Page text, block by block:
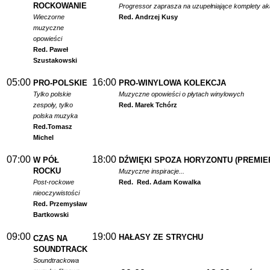
ROCKOWANIE
Wieczorne
muzyczne
opowieści
Red. Paweł
Szustakowski
Progressor zaprasza na uzupełniające komplety
Red. Andrzej Kusy
05:00 PRO-POLSKIE
Tylko polskie
zespoły, tylko
polska muzyka
Red.Tomasz
Michel
16:00 PRO-WINYLOWA KOLEKCJA
Muzyczne opowieści o płytach winylowych
Red. Marek Tchórz
07:00 W PÓŁ
ROCKU
Post-rockowe
nieoczywistości
Red. Przemysław
Bartkowski
18:00 DŹWIĘKI SPOZA HORYZONTU
Muzyczne inspiracje...
Red. Red. Adam Kowalka
09:00 CZAS NA
SOUNDTRACK
Soundtrackowa
19:00 HAŁASY ZE STRYCHU